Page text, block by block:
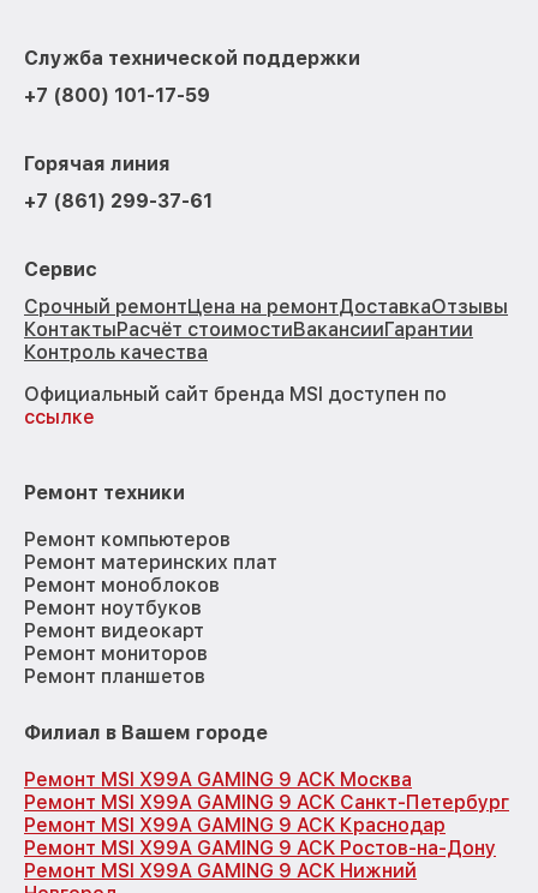
Служба технической поддержки
+7 (800) 101-17-59
Горячая линия
+7 (861) 299-37-61
Сервис
Срочный ремонтЦена на ремонтДоставкаОтзывы
КонтактыРасчёт стоимостиВакансииГарантии
Контроль качества
Официальный сайт бренда MSI доступен по
ссылке
Ремонт техники
Ремонт компьютеров
Ремонт материнских плат
Ремонт моноблоков
Ремонт ноутбуков
Ремонт видеокарт
Ремонт мониторов
Ремонт планшетов
Филиал в Вашем городе
Ремонт MSI X99A GAMING 9 ACK Москва
Ремонт MSI X99A GAMING 9 ACK Санкт-Петербург
Ремонт MSI X99A GAMING 9 ACK Краснодар
Ремонт MSI X99A GAMING 9 ACK Ростов-на-Дону
Ремонт MSI X99A GAMING 9 ACK Нижний